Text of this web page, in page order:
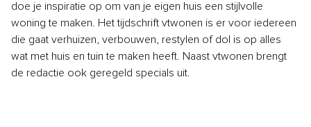
doe je inspiratie op om van je eigen huis een stijlvolle
woning te maken. Het tijdschrift vtwonen is er voor iedereen
die gaat verhuizen, verbouwen, restylen of dol is op alles
wat met huis en tuin te maken heeft. Naast vtwonen brengt
de redactie ook geregeld specials uit.